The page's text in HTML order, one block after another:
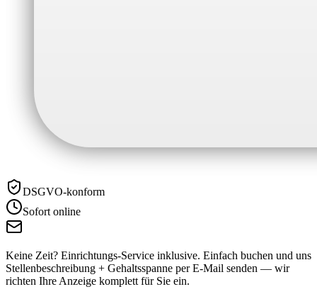
DSGVO-konform
Sofort online
Keine Zeit? Einrichtungs-Service inklusive. Einfach buchen und uns
Stellenbeschreibung + Gehaltsspanne per E-Mail senden — wir
richten Ihre Anzeige komplett für Sie ein.